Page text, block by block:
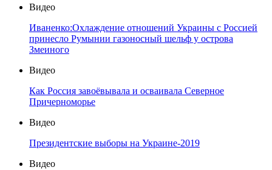
Видео
Иваненко:Охлаждение отношений Украины с Россией
принесло Румынии газоносный шельф у острова
Змеиного
Видео
Как Россия завоёвывала и осваивала Северное
Причерноморье
Видео
Президентские выборы на Украине-2019
Видео